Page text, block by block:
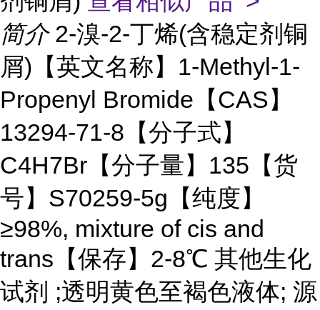
简介 2-溴-2-丁烯(含稳定剂铜
屑)【英文名称】1-Methyl-1-
Propenyl Bromide【CAS】
13294-71-8【分子式】
C4H7Br【分子量】135【货
号】S70259-5g【纯度】
≥98%, mixture of cis and
trans【保存】2-8℃ 其他生化
试剂 ;透明黄色至褐色液体; 源